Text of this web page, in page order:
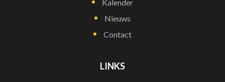
Kalender
Nieuws
Contact
LINKS